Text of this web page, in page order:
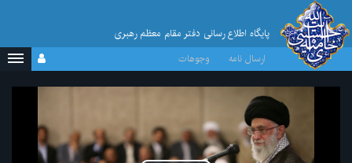
پایگاه اطلاع رسانی دفتر مقام معظم رهبری
ارسال نامه
وجوهات